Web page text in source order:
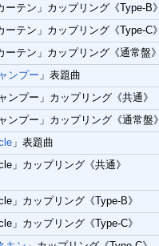
テン」カップリング《Type-B》
テン」カップリング《Type-C》
テン」カップリング《通常盤》
ンプー 」表題曲
ンプー」カップリング《共通》
ンプー」カップリング《通常盤》
」表題曲
」カップリング《共通》
」カップリング《Type-B》
」カップリング《Type-C》